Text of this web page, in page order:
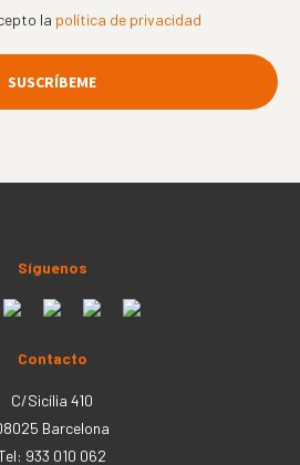
la política de privacidad
Síguenos
Contacto
C/Sicília 410
Barcelona
933 010 062